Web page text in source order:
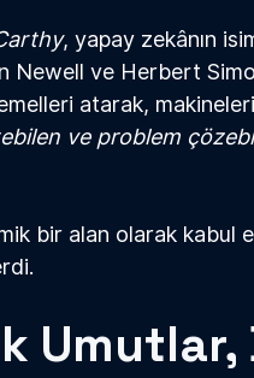
, yapay zekânın
Newell ve Herbert
atarak,
ve problem
bir alan olarak kabul